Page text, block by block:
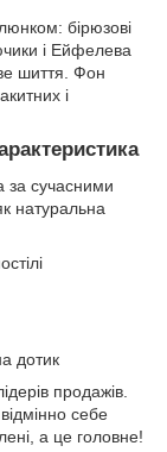
бірюзові
і Ейфелева
шиття. Фон
і
за сучасними
натуральна
дотик
продажів.
себе
а це головне!